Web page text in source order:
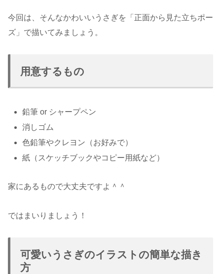
今回は、そんなかわいいうさぎを「正面から見た立ちポー
ズ」で描いてみましょう。
用意するもの
鉛筆 or シャープペン
消しゴム
色鉛筆やクレヨン（お好みで）
紙（スケッチブックやコピー用紙など）
家にあるもので大丈夫ですよ＾＾
ではまいりましょう！
可愛いうさぎのイラストの簡単な描き
方